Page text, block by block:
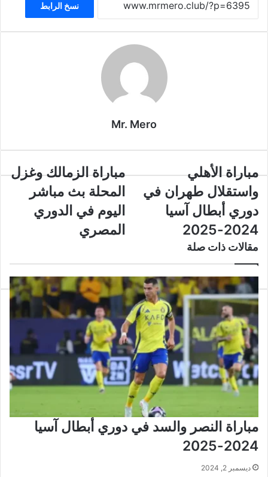
نسخ الرابط
Mr. Mero
مباراة
الأهلي
واستقلال
في
دوري
أبطال
2025
مباراة الأهلي
واستقلال طهران في
دوري أبطال آسيا
2024-2025
مباراة
الزمالك
وغزل
المحلة
بث
مباشر
المصري
مباراة الزمالك وغزل
المحلة بث مباشر
اليوم في الدوري
المصري
مقالات ذات صلة
مباراة النصر والسد في دوري أبطال آسيا
2024-2025
ديسمبر 2, 2024